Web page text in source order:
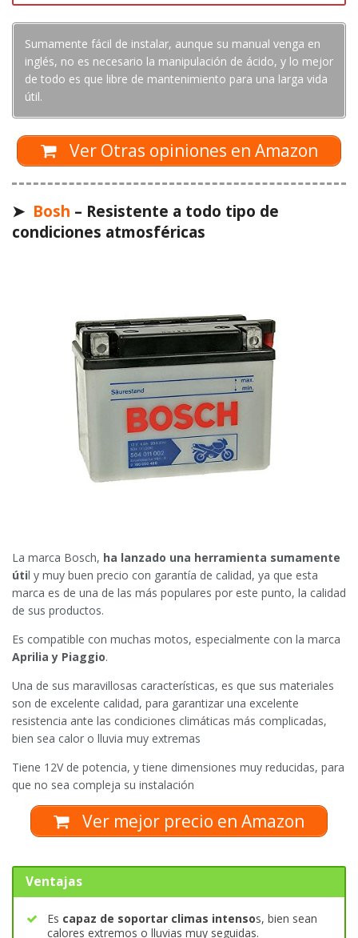
Sumamente fácil de instalar, aunque su manual venga en
inglés, no es necesario la manipulación de ácido, y lo mejor
de todo es que libre de mantenimiento para una larga vida
útil.
Ver Otras opiniones en Amazon
➤ Bosh – Resistente a todo tipo de
condiciones atmosféricas
La marca Bosch, ha lanzado una herramienta sumamente
útil y muy buen precio con garantía de calidad, ya que esta
marca es de una de las más populares por este punto, la calidad
de sus productos.
Es compatible con muchas motos, especialmente con la marca
Aprilia y Piaggio.
Una de sus maravillosas características, es que sus materiales
son de excelente calidad, para garantizar una excelente
resistencia ante las condiciones climáticas más complicadas,
bien sea calor o lluvia muy extremas
Tiene 12V de potencia, y tiene dimensiones muy reducidas, para
que no sea compleja su instalación
Ver mejor precio en Amazon
Ventajas
Es capaz de soportar climas intensos, bien sean
calores extremos o lluvias muy seguidas.